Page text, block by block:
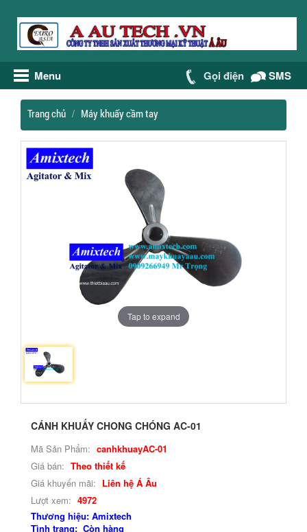
Menu Gọi điện SMS
Trang chủ Máy khuấy cầm tay
Tap to expand
CÁNH KHUẤY CHONG CHÓNG AC-01
Mã Sản Phẩm: canhkhuayAC-01
Giá bán: Theo thiết kế
Giá khuyến mãi: Liên hệ Á Âu
Lượt xem: 4972
Thương hiệu: Amixtech
Tình trạng: Còn hàng